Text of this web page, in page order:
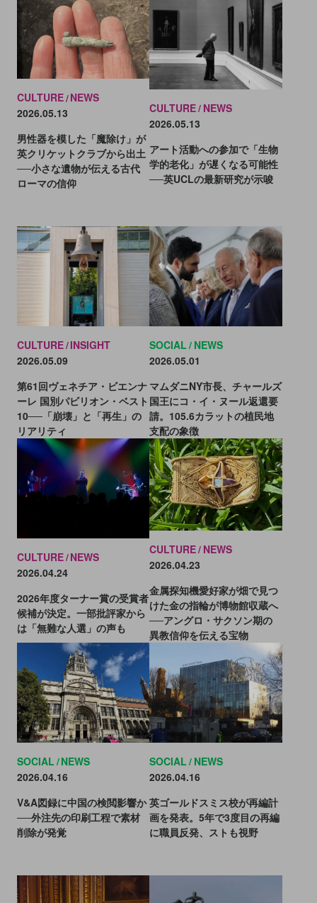
CULTURE NEWS
2026.05.13
男性器を模した「魔除け」が
英クリケットクラブから出土
──小さな遺物が伝える古代
ローマの信仰
CULTURE NEWS
2026.05.13
アート活動への参加で「生物
学的老化」が遅くなる可能性
──英UCLの最新研究が示唆
CULTURE INSIGHT
2026.05.09
第61回ヴェネチア・ビエンナ
ーレ 国別パビリオン・ベスト
10──「崩壊」と「再生」の
リアリティ
SOCIAL NEWS
2026.05.01
マムダニNY市長、チャールズ
国王にコ・イ・ヌール返還要
請。105.6カラットの植民地
支配の象徴
CULTURE NEWS
2026.04.24
2026年度ターナー賞の受賞者
候補が決定。一部批評家から
は「無難な人選」の声も
CULTURE NEWS
2026.04.23
金属探知機愛好家が畑で見つ
けた金の指輪が博物館収蔵へ
──アングロ・サクソン期の
異教信仰を伝える宝物
SOCIAL NEWS
2026.04.16
V&A図録に中国の検閲影響か
──外注先の印刷工程で素材
削除が発覚
SOCIAL NEWS
2026.04.16
英ゴールドスミス校が再編計
画を発表。5年で3度目の再編
に職員反発、ストも視野